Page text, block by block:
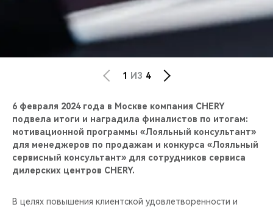
CHERY ДЛЯ ДЕТЕЙ
1 ИЗ 4
6 февраля 2024 года в Москве компания CHERY
подвела итоги и наградила финалистов по итогам:
мотивационной программы «Лояльный консультант»
для менеджеров по продажам и конкурса «Лояльный
сервисный консультант» для сотрудников сервиса
дилерских центров CHERY.
В целях повышения клиентской удовлетворенности и